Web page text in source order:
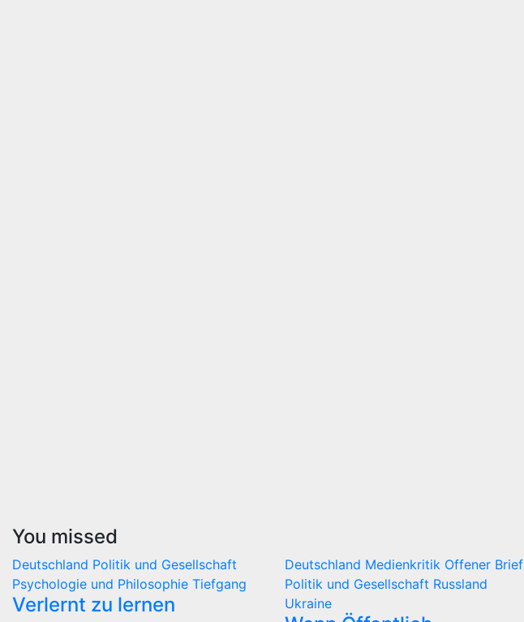
You missed
Deutschland Politik und Gesellschaft
Psychologie und Philosophie Tiefgang
Verlernt zu lernen
Deutschland Medienkritik Offener Brief
Politik und Gesellschaft Russland
Ukraine